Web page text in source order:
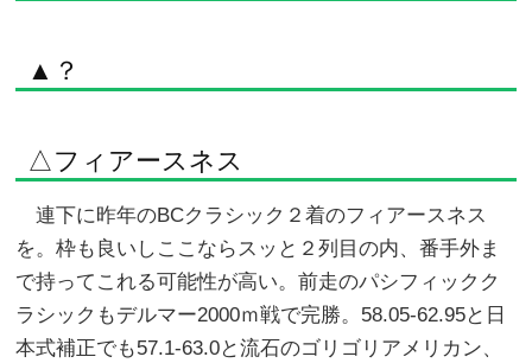
▲？
△フィアースネス
連下に昨年のBCクラシック２着のフィアースネス
を。枠も良いしここならスッと２列目の内、番手外ま
で持ってこれる可能性が高い。前走のパシフィックク
ラシックもデルマー2000ｍ戦で完勝。58.05-62.95と日
本式補正でも57.1-63.0と流石のゴリゴリアメリカン、